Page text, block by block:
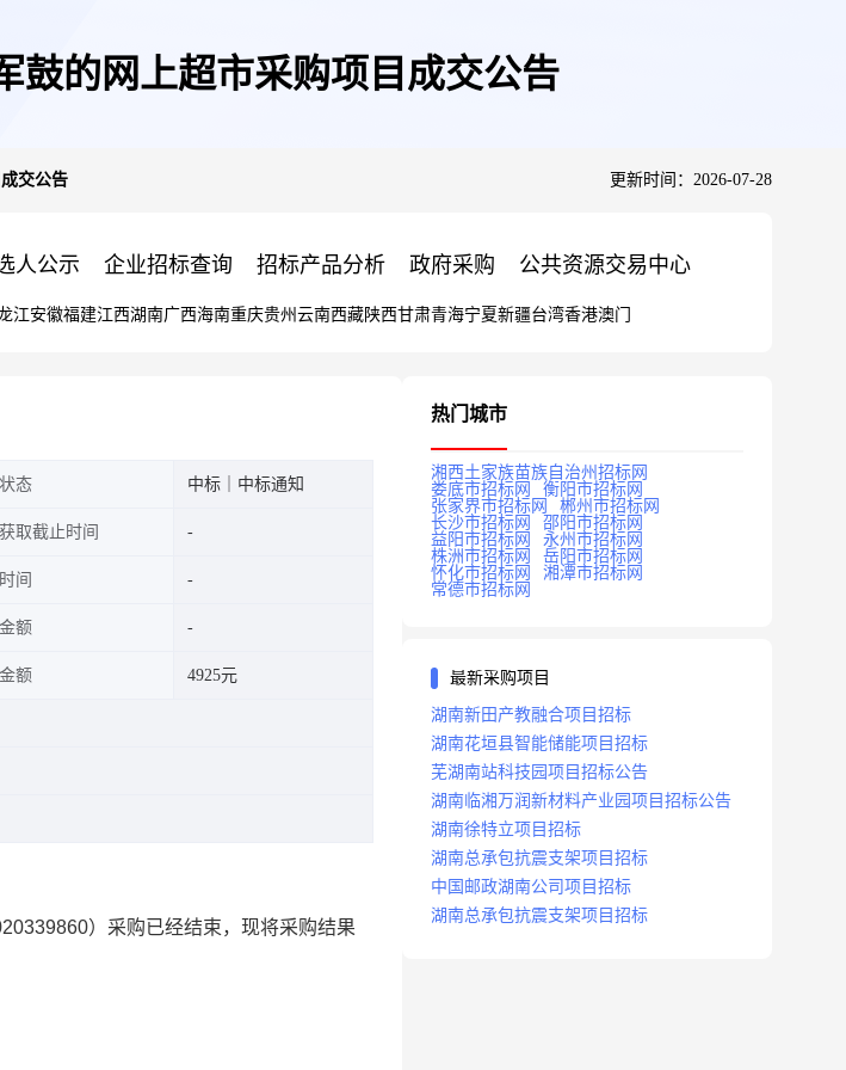
鼓的网上超市采购项目成交公告
交公告 更新时间：2026-07-28
人公示 企业招标查询 招标产品分析 政府采购 公共资源交易中心
江安徽福建江西湖南广西海南重庆贵州 云南西藏陕西甘肃青海宁夏新疆台湾香港澳门
态 中标｜中标通知
取截止时间
间
额
额 4925元
）采购已经结束，现将采购结果
热门城市
湘西土家族苗族自治州招标网
娄底市招标网
衡阳市招标网
张家界市招标网
郴州市招标网
长沙市招标网
邵阳市招标网
益阳市招标网
永州市招标网
株洲市招标网
岳阳市招标网
怀化市招标网
湘潭市招标网
常德市招标网
最新采购项目
湖南新田产教融合项目招标
湖南花垣县智能储能项目招标
芜湖南站科技园项目招标公告
湖南临湘万润新材料产业园项目招标公告
湖南徐特立项目招标
湖南总承包抗震支架项目招标
中国邮政湖南公司项目招标
湖南总承包抗震支架项目招标